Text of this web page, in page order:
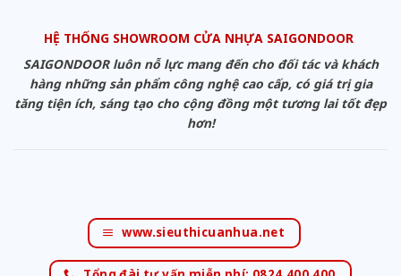
HỆ THỐNG SHOWROOM CỬA NHỰA SAIGONDOOR
SAIGONDOOR luôn nỗ lực mang đến cho đối tác và khách
hàng những sản phẩm công nghệ cao cấp, có giá trị gia
tăng tiện ích, sáng tạo cho cộng đồng một tương lai tốt đẹp
hơn!
www.sieuthicuanhua.net